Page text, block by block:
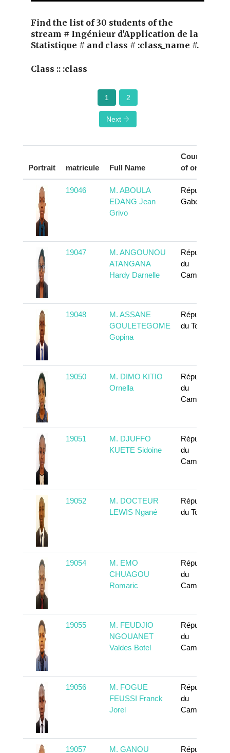
Find the list of 30 students of the
stream # Ingénieur d'Application de la
Statistique # and class # :class_name #.
Class :: :class
1 2
Next
Portrait matricule Full Name
Country
of origin
19046
M. ABOULA
EDANG Jean
Grivo
République
Gabonaise
19047
M. ANGOUNOU
ATANGANA
Hardy Darnelle
République
du
Cameroun
19048
M. ASSANE
GOULETEGOME
Gopina
République
du Tchad
19050
M. DIMO KITIO
Ornella
République
du
Cameroun
19051
M. DJUFFO
KUETE Sidoine
République
du
Cameroun
19052
M. DOCTEUR
LEWIS Ngané
République
du Tchad
19054
M. EMO
CHUAGOU
Romaric
République
du
Cameroun
19055
M. FEUDJIO
NGOUANET
Valdes Botel
République
du
Cameroun
19056
M. FOGUE
FEUSSI Franck
Jorel
République
du
Cameroun
19057 M. GANOU République